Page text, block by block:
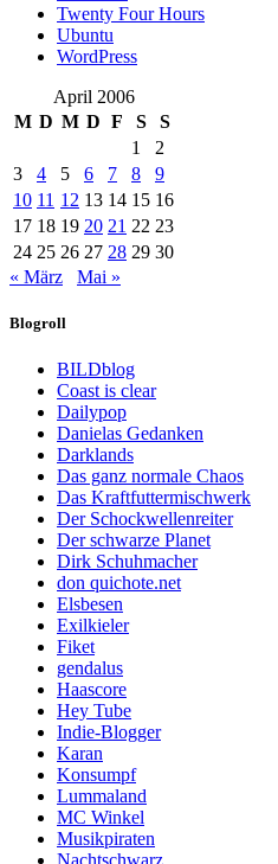
Twenty Four Hours
Ubuntu
WordPress
April 2006
M D M D F S
S
1
2
3
4 5 6 7 8
9
10 11 12 13 14 15 16
17 18 19 20 21 22 23
24 25 26 27 28 29 30
« März
Mai »
Blogroll
BILDblog
Coast is clear
Dailypop
Danielas Gedanken
Darklands
Das ganz normale Chaos
Das Kraftfuttermischwerk
Der Schockwellenreiter
Der schwarze Planet
Dirk Schuhmacher
don quichote.net
Elsbesen
Exilkieler
Fiket
gendalus
Haascore
Hey Tube
Indie-Blogger
Karan
Konsumpf
Lummaland
MC Winkel
Musikpiraten